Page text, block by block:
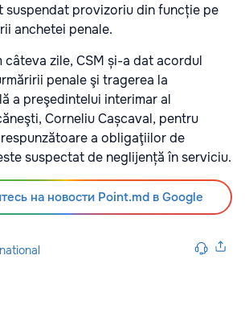
suspendat provizoriu din funcție pe
anchetei penale.
câteva zile, CSM și-a dat acordul
penale şi tragerea la
a preşedintelui interimar al
Corneliu Cașcaval, pentru
a obligaţiilor de
suspectat de neglijență în serviciu.
на новости Point.md в Google